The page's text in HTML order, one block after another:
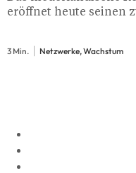
eröffnet heute seinen
3 Min. Netzwerke, Wachstum